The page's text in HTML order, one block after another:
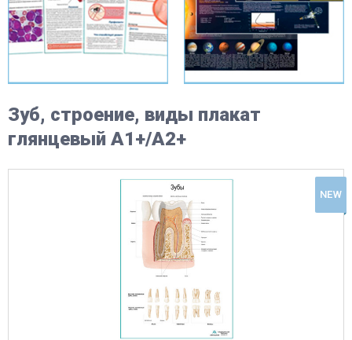
Зуб, строение, виды плакат
глянцевый А1+/А2+
NEW